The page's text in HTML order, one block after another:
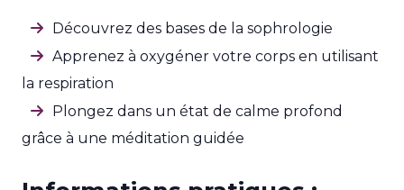
Découvrez des bases de la sophrologie
Apprenez à oxygéner votre corps en utilisant
la respiration
Plongez dans un état de calme profond
grâce à une méditation guidée